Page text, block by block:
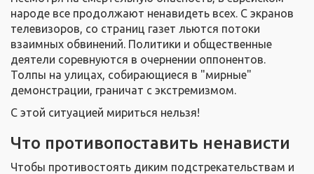
народе все продолжают ненавидеть всех. С экранов
телевизоров, со страниц газет льются потоки
взаимных обвинений. Политики и общественные
деятели соревнуются в очернении оппонентов.
Толпы на улицах, собирающиеся в "мирные"
демонстрации, граничат с экстремизмом.
С этой ситуацией мириться нельзя!
Что противопоставить ненависти
Чтобы противостоять диким подстрекательствам и